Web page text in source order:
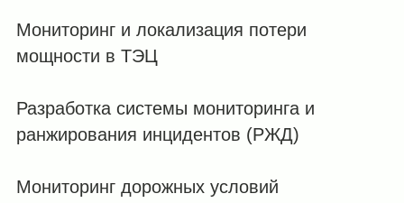
Мониторинг и локализация потери
мощности в ТЭЦ
Разработка системы мониторинга и
ранжирования инцидентов (РЖД)
Мониторинг дорожных условий